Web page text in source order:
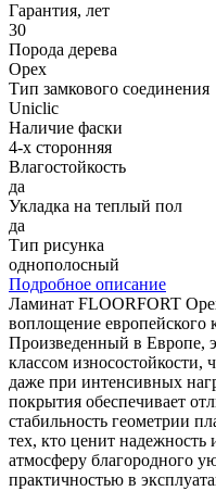
Гарантия, лет
30
Порода дерева
Орех
Тип замкового соединения
Uniclic
Наличие фаски
4-х сторонняя
Влагостойкость
да
Укладка на теплый пол
да
Тип рисунка
однополосный
Подробное описание
Ламинат FLOORFORT
воплощение европейского
Произведенный в Европе,
классом износостойкости,
даже при интенсивных
покрытия обеспечивает
стабильность геометрии
тех, кто ценит надежность
атмосферу благородного
практичностью в